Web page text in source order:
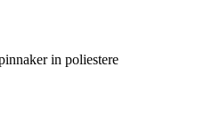
in poliestere